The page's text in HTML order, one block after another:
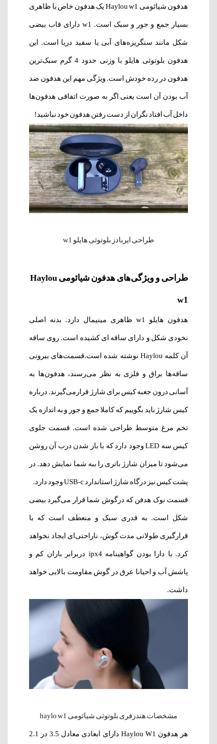
هدفون شیائومی Haylou w1 یک هدفون خاص با ظاهری
بسیار جمع و جور و سبک است. w1 دارای قاب بیضی
شکل مانند سنگریزه‌های آبی یا سفید دریا است. این
هدفون بلوتوثی هایلو با وزنی حدود 4 گرم سبک‌ترین
هدفون در رده خودش است. ویژگی مهم این هدفون ضد
آب بودن آن است یعنی اگر به صورت اتفاقی هدفون‌ها
داخل آب افتاد نگران از دست رفتن هدفون خود نباشید!
طراحی ایربادز بلوتوثی هایلو w1
طراحی و ویژگی‌های هدفون شیائومی Haylou
w1
هدفون هایلو w1 ظاهری مینیمال دارد. بدنه اصلی
نخودی شکل و دارای ساقه ای کشیده است. روی ساقه
آن کلمه Haylou نوشته شده است.قسمت‌های بیرونی
ساقه‌ها براق و فلزی به نظر می‌رسند، هدفون‌ها به
آسانی درون جعبه کیس برای شارژ قرارمی‌گیرند. درباره
کیس شارژ باید بگوییم که کاملا جمع و جور و به اندازه یک
تخم مرغ متوسط طراحی شده است. قسمت جلوی
کیس سه LED وجود دارد که با باز شدن درب آن روشن
می‌شود تا میزان شارژ باتری را ببه شما نمایش دهد. در
پشت کیس نیز درگاه شارژ استاندارد USB-c وجود دارد.
قسمت نوک هدفن که درگوش شما قرار می‌گیرد بیضی
شکل است. به قدری سبک و منعطف است که با
قرارگیری طولانی مدت گوش، ناراحتی‌ای ایجاد نخواهد
کرد. با دارا بودن گواهینامه ipx4 دربرابر باران کم و
پاشش آب و احیانا عرق در گوش مقاومت بالایی خواهد
داشت.
مشخصات هندزفری بلوتوثی شیائومی haylo w1
هر هدفون Haylou W1 دارای ابعادی معادل 3.5 در 2.1